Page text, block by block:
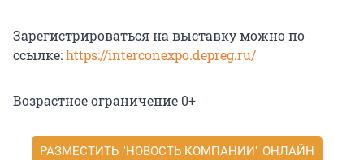
Зарегистрироваться на выставку можно по
ссылке:https://interconexpo.depreg.ru/
Возрастное ограничение 0+
РАЗМЕСТИТЬ "НОВОСТЬ КОМПАНИИ" ОНЛАЙН